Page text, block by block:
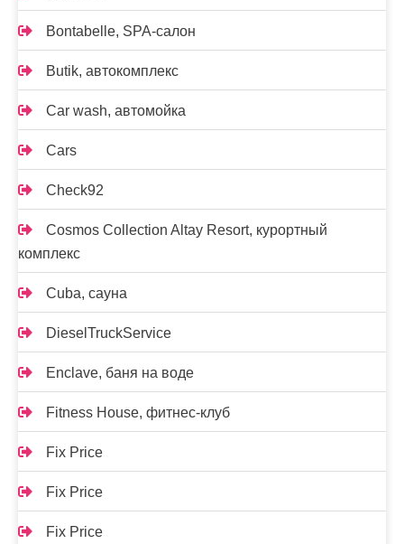
Bontabelle, SPA-салон
Butik, автокомплекс
Car wash, автомойка
Cars
Check92
Cosmos Collection Altay Resort, курортный
комплекс
Cuba, сауна
DieselTruckService
Enclave, баня на воде
Fitness House, фитнес-клуб
Fix Price
Fix Price
Fix Price